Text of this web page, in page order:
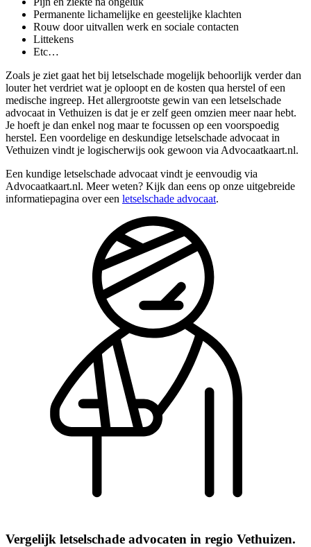
Permanente lichamelijke en geestelijke klachten
Rouw door uitvallen werk en sociale contacten
Littekens
Etc…
Zoals je ziet gaat het bij letselschade mogelijk behoorlijk verder dan
louter het verdriet wat je oploopt en de kosten qua herstel of een
medische ingreep. Het allergrootste gewin van een letselschade
advocaat in Vethuizen is dat je er zelf geen omzien meer naar hebt.
Je hoeft je dan enkel nog maar te focussen op een voorspoedig
herstel. Een voordelige en deskundige letselschade advocaat in
Vethuizen vindt je logischerwijs ook gewoon via Advocaatkaart.nl.
Een kundige letselschade advocaat vindt je eenvoudig via
Advocaatkaart.nl. Meer weten? Kijk dan eens op onze uitgebreide
informatiepagina over een letselschade advocaat.
Vergelijk letselschade advocaten in regio Vethuizen.